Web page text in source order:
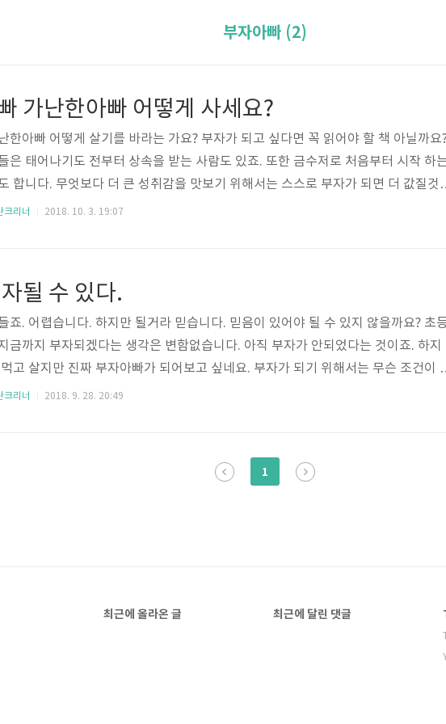
부자아빠 (2)
가난한아빠 어떻게 사세요?
한아빠 어떻게 살기를 바라는 가요? 부자가 되고 싶다면 꼭 읽어야 할 책 아닐까요
은 태어나기도 전부터 상속을 받는 사람도 있죠. 또한 금수저로 처음부터 시작 하
합니다. 무엇보다 더 큰 성취감을 맛보기 위해서는 스스로 부자가 되면 더 값질것
. 자기 노력여하에 따라 3대가 가난할 수는 없습니다. 3대부자로 지속되기도 힘듧
으로 부자마음이 있고 1억, 10..
크리너 2018. 10. 3. 19:07
될 수 있다.
죠. 어렵습니다. 하지만 될거라 믿습니다. 믿음이 있어야 될 수 있지 않을까요? 초
금까지 부자되겠다는 생각은 변함없습니다. 아직 부자가 안되었다는 것이죠. 하지
고 살지만 진짜 부자아빠가 되어보고 싶네요. 부자가 되기 위해서는 무슨 조건이
감, 운, 팔자, 복 모두 맞습니다. 그러나 팔자도 자신감도 복도 모두 자기 생각에서
내는 법입니다. 요즘은 부동산 규제도 많고, 모두에게 공개적으로 볼 수 있습니다. 하
크리너 2018. 9. 28. 20:49
1
최근에 올라온 글 최근에 달린 댓글